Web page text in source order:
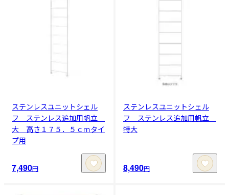
ステンレスユニットシェル
フ ステンレス追加用帆立
大 高さ１７５．５ｃｍタイ
プ用
7,490円
ステンレスユニットシェル
フ ステンレス追加用帆立
特大
8,490円